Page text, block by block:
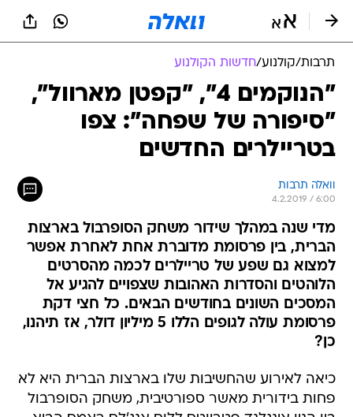
תרבות/קולנוע/חדשות הקולנוע
"הנוקמים 4", "קפטן מארוול",
"סיפורה של שפחה": צפו
בטריילרים החדשים
וואלה תרבות
4.2.2019 / 6:00
מדי שנה במהלך שידור משחק הסופרבול בארצות
הברית, בין פרסומת מדוברת אחת לאחרת אפשר
למצוא גם שפע של טריילרים לכמה מהסרטים
הלוהטים והסדרות האהובות שצפויים להגיע אל
המסכים השונים בחודשים הבאים. כל חצי דקת
פרסומת עולה לגופים הללו 5 מיליון דולר, אז תיהנו,
כן?
כיאה לאירוע שהחשיבות שלו בארצות הברית היא לא
פחות בידורית מאשר ספורטיבית, משחק הסופרבול